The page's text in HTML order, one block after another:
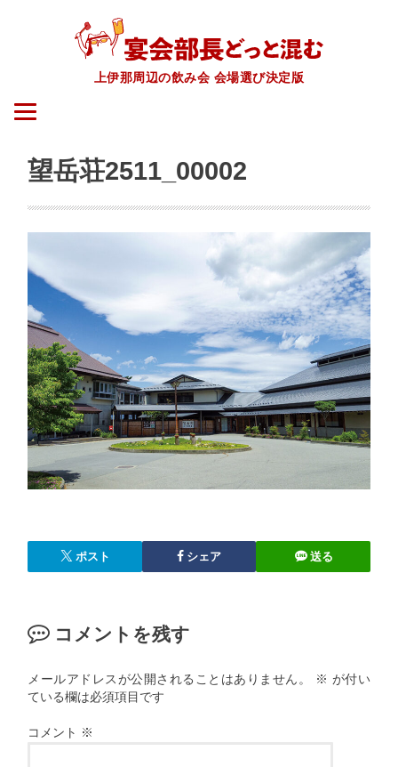
上伊那周辺の飲み会 会場選び決定版
望岳荘2511_00002
ポスト シェア 送る
コメントを残す
メールアドレスが公開されることはありません。 ※ が付い
ている欄は必須項目です
コメント ※